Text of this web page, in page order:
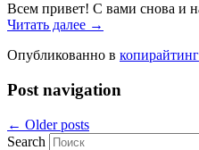
Всем привет! С вами снова и
Читать далее →
Опубликованно в копирайтинг
Post navigation
← Older posts
Search